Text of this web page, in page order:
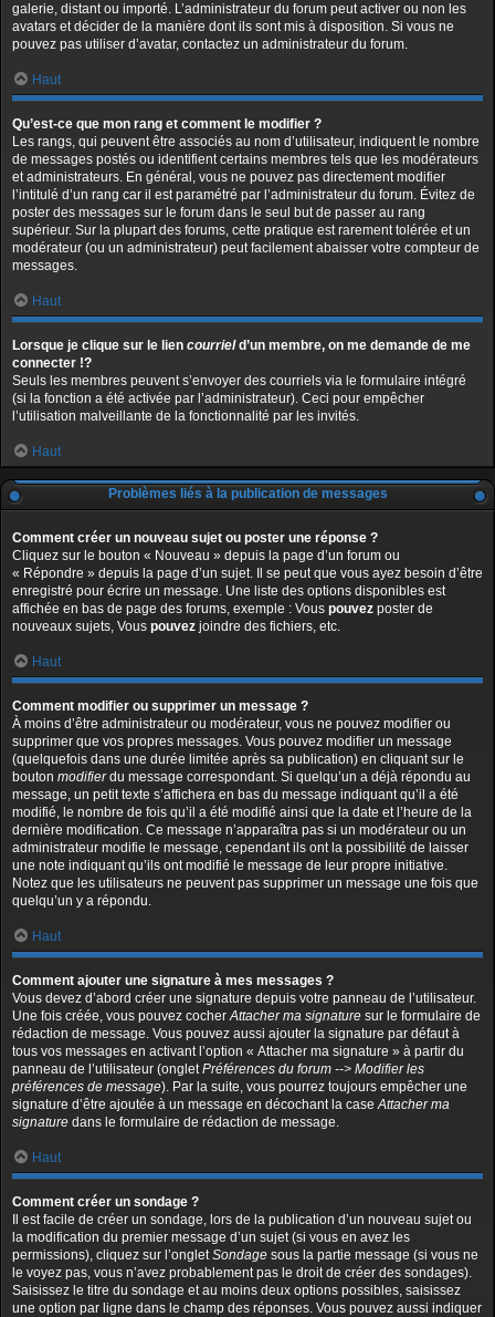
galerie, distant ou importé. L’administrateur du forum peut activer ou non les
avatars et décider de la manière dont ils sont mis à disposition. Si vous ne
pouvez pas utiliser d’avatar, contactez un administrateur du forum.
Haut
Qu’est-ce que mon rang et comment le modifier ?
Les rangs, qui peuvent être associés au nom d’utilisateur, indiquent le nombre
de messages postés ou identifient certains membres tels que les modérateurs
et administrateurs. En général, vous ne pouvez pas directement modifier
l’intitulé d’un rang car il est paramétré par l’administrateur du forum. Évitez de
poster des messages sur le forum dans le seul but de passer au rang
supérieur. Sur la plupart des forums, cette pratique est rarement tolérée et un
modérateur (ou un administrateur) peut facilement abaisser votre compteur de
messages.
Haut
Lorsque je clique sur le lien courrield’un membre, on me demande de me
connecter !?
Seuls les membres peuvent s’envoyer des courriels via le formulaire intégré
(si la fonction a été activée par l’administrateur). Ceci pour empêcher
l’utilisation malveillante de la fonctionnalité par les invités.
Haut
Problèmes liés à la publication de messages
Comment créer un nouveau sujet ou poster une réponse ?
Cliquez sur le bouton « Nouveau » depuis la page d’un forum ou
« Répondre » depuis la page d’un sujet. Il se peut que vous ayez besoin d’être
enregistré pour écrire un message. Une liste des options disponibles est
affichée en bas de page des forums, exemple : Vous pouvez poster de
nouveaux sujets, Vous pouvez joindre des fichiers, etc.
Haut
Comment modifier ou supprimer un message ?
À moins d’être administrateur ou modérateur, vous ne pouvez modifier ou
supprimer que vos propres messages. Vous pouvez modifier un message
(quelquefois dans une durée limitée après sa publication) en cliquant sur le
bouton modifierdu message correspondant. Si quelqu’un a déjà répondu au
message, un petit texte s’affichera en bas du message indiquant qu’il a été
modifié, le nombre de fois qu’il a été modifié ainsi que la date et l’heure de la
dernière modification. Ce message n’apparaîtra pas si un modérateur ou un
administrateur modifie le message, cependant ils ont la possibilité de laisser
une note indiquant qu’ils ont modifié le message de leur propre initiative.
Notez que les utilisateurs ne peuvent pas supprimer un message une fois que
quelqu’un y a répondu.
Haut
Comment ajouter une signature à mes messages ?
Vous devez d’abord créer une signature depuis votre panneau de l’utilisateur.
Une fois créée, vous pouvez cocherAttacher ma signature sur le formulaire de
rédaction de message. Vous pouvez aussi ajouter la signature par défaut à
tous vos messages en activant l’option « Attacher ma signature » à partir du
panneau de l’utilisateur (ongletPréférences du forum --> Modifier les
préférences de message). Par la suite, vous pourrez toujours empêcher une
signature d’être ajoutée à un message en décochant la caseAttacher ma
signature dans le formulaire de rédaction de message.
Haut
Comment créer un sondage ?
Il est facile de créer un sondage, lors de la publication d’un nouveau sujet ou
la modification du premier message d’un sujet (si vous en avez les
permissions), cliquez sur l’ongletSondage sous la partie message (si vous ne
le voyez pas, vous n’avez probablement pas le droit de créer des sondages).
Saisissez le titre du sondage et au moins deux options possibles, saisissez
une option par ligne dans le champ des réponses. Vous pouvez aussi indiquer